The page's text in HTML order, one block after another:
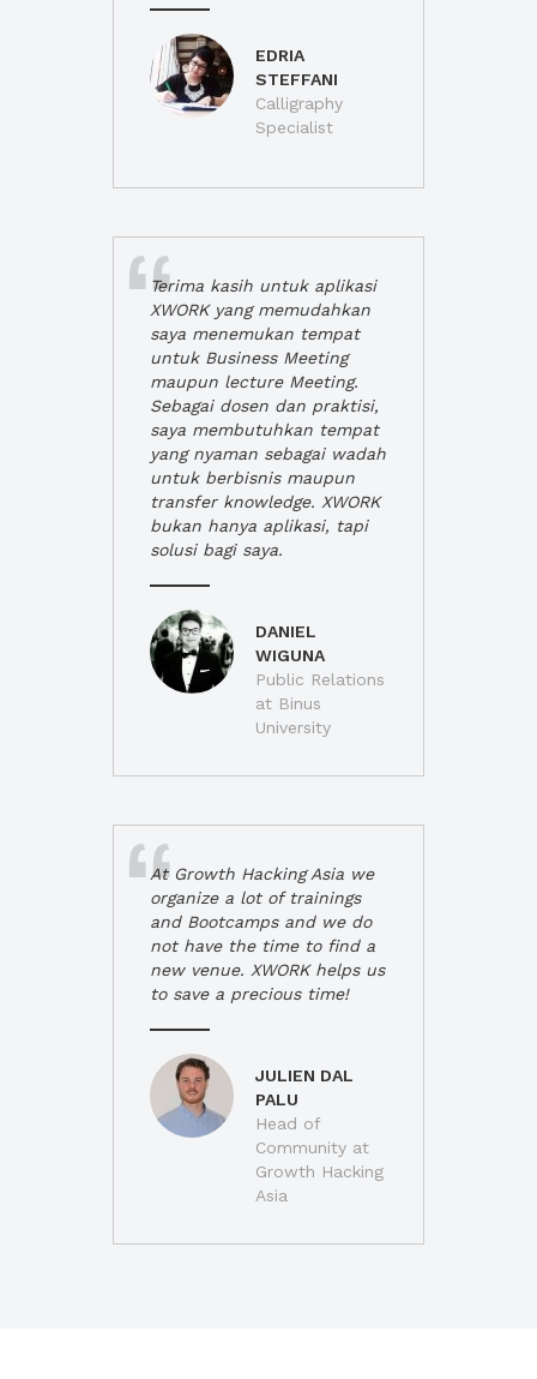
EDRIA
STEFFANI
Calligraphy
Specialist
Terima kasih untuk aplikasi
XWORK yang memudahkan
saya menemukan tempat
untuk Business Meeting
maupun lecture Meeting.
Sebagai dosen dan praktisi,
saya membutuhkan tempat
yang nyaman sebagai wadah
untuk berbisnis maupun
transfer knowledge. XWORK
bukan hanya aplikasi, tapi
solusi bagi saya.
DANIEL
WIGUNA
Public Relations
at Binus
University
At Growth Hacking Asia we
organize a lot of trainings
and Bootcamps and we do
not have the time to find a
new venue. XWORK helps us
to save a precious time!
JULIEN DAL
PALU
Head of
Community at
Growth Hacking
Asia